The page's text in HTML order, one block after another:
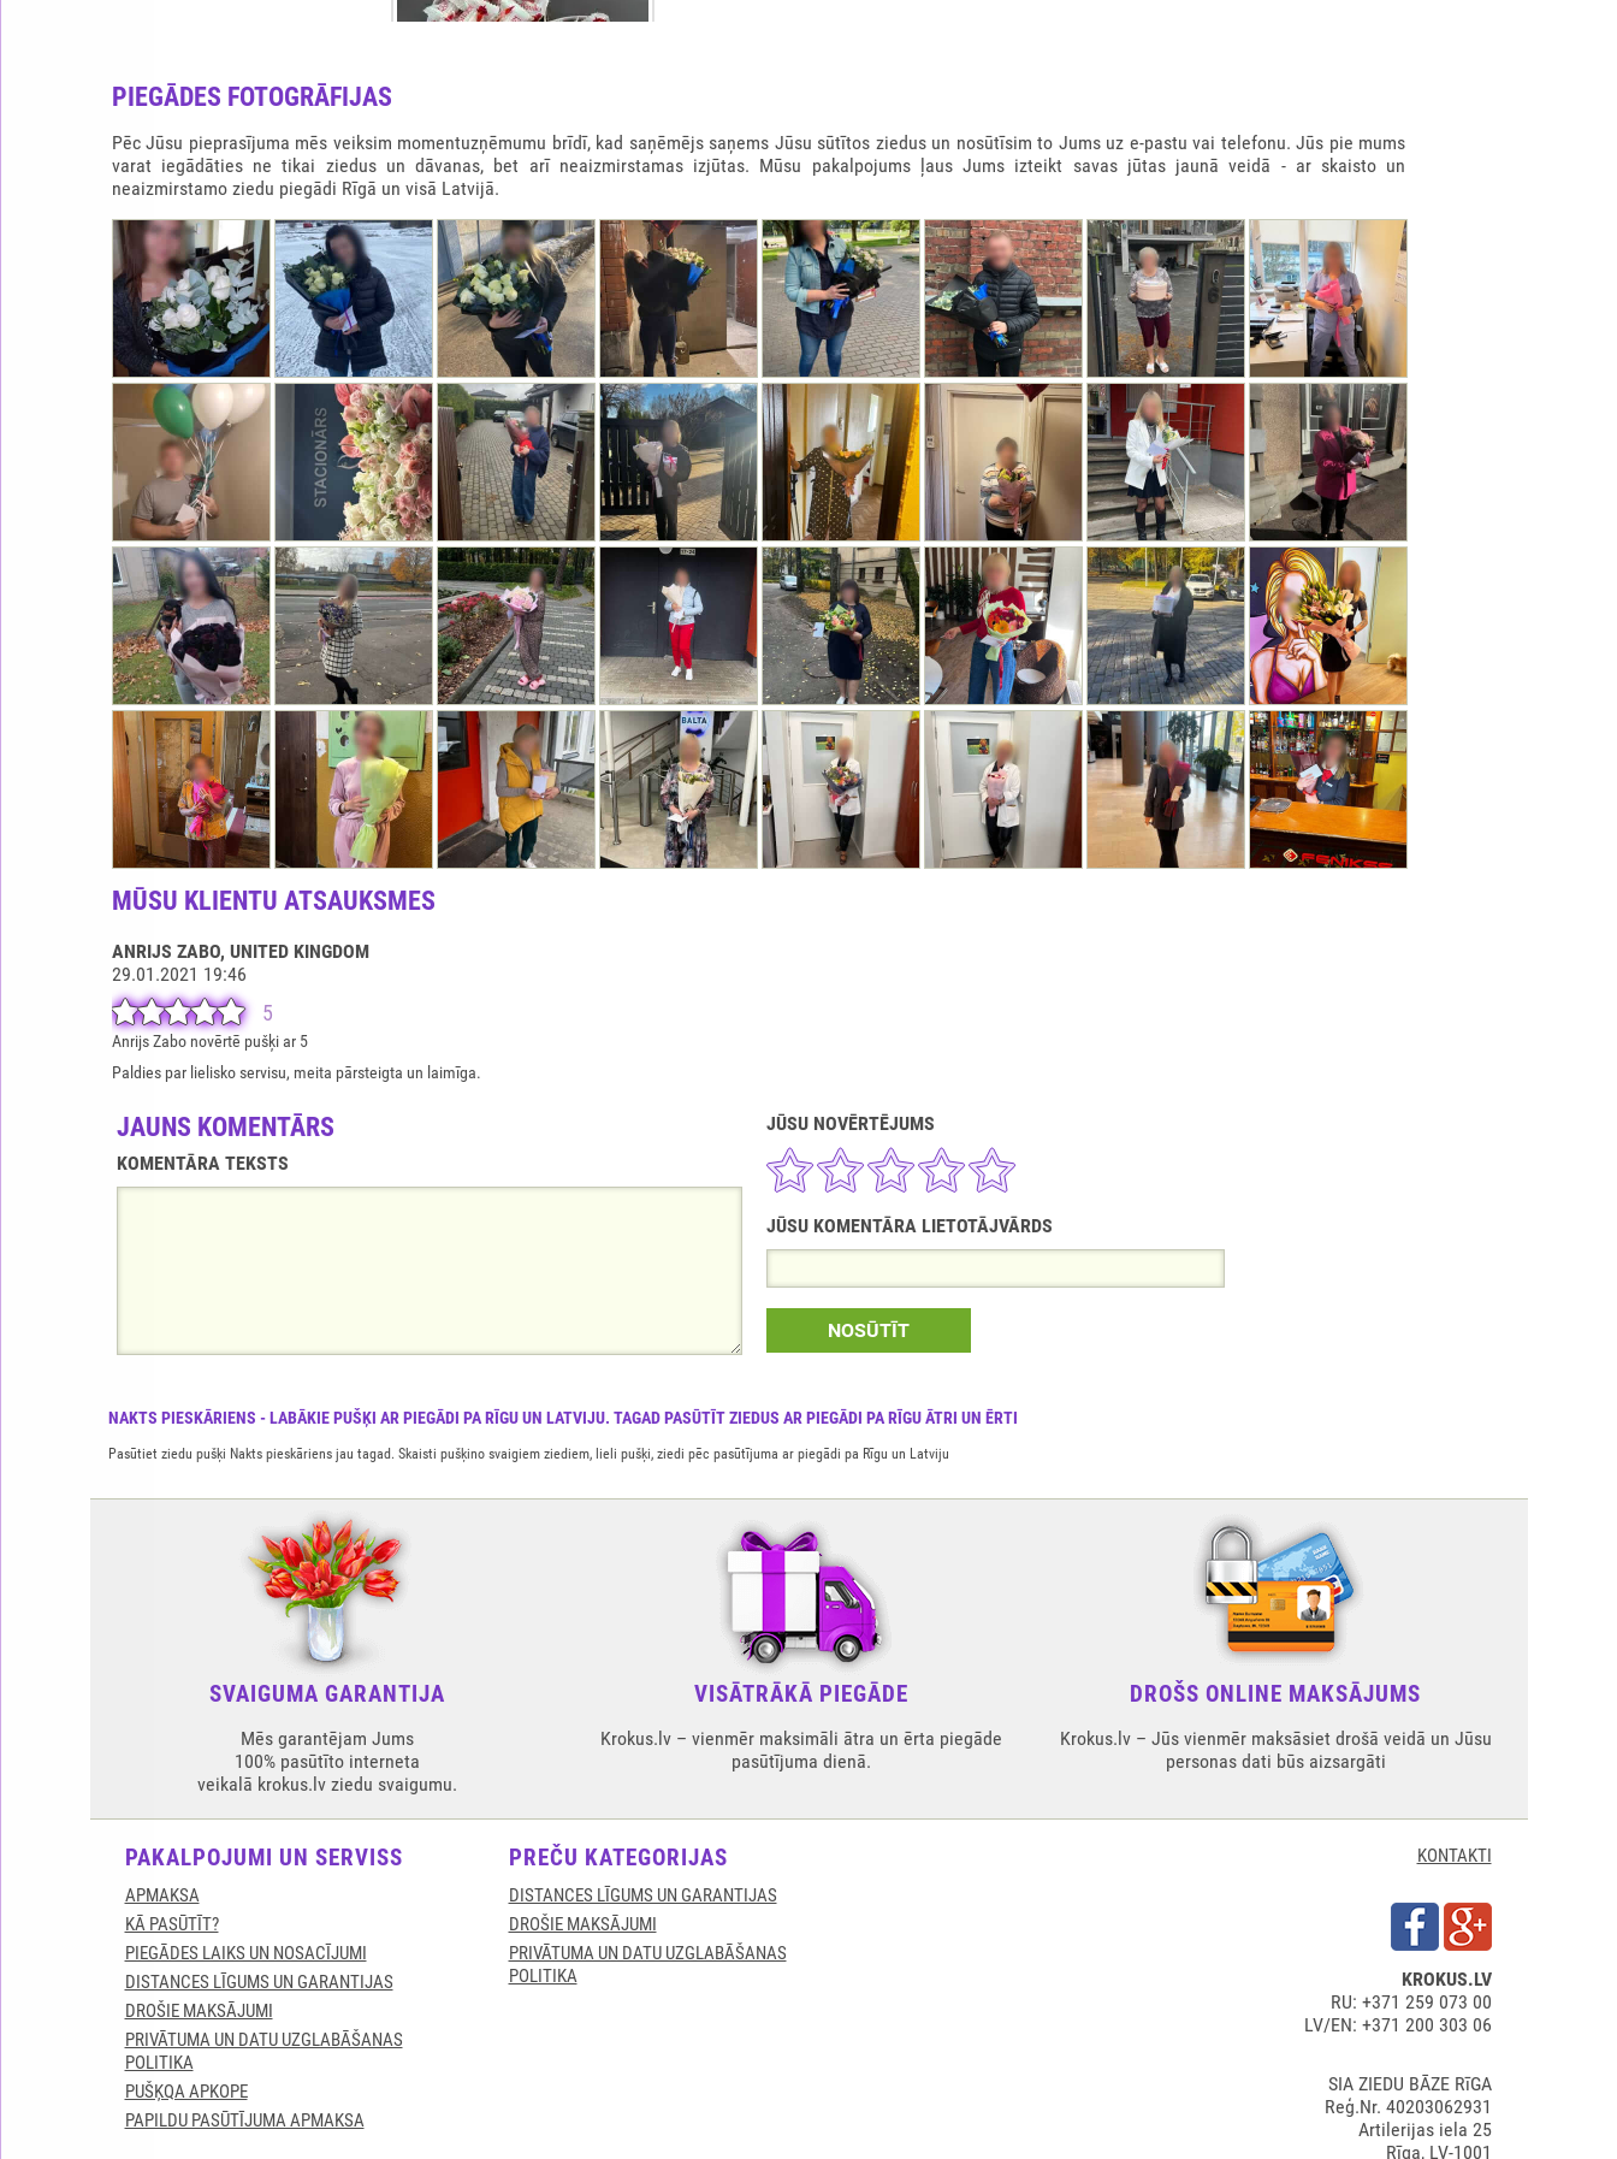
NAKTS PIESKĀRIENS - LABĀKIE PUŠĶI AR PIEGĀDI PA RĪGU UN LATVIJU. TAGAD PASŪTĪT ZIEDUS AR PIEGĀDI PA RĪGU ĀTRI UN ĒRTI
Pasūtiet ziedu pušķi Nakts pieskāriens jau tagad. Skaisti pušķino svaigiem ziediem, lieli pušķi, ziedi pēc pasūtījuma ar piegādi pa Rīgu un Latviju
RAFFAELLO SIRDS KASTE 900GR
65.00€
PIEGĀDES FOTOGRĀFIJAS
Pēc Jūsu pieprasījuma mēs veiksim momentuzņēmumu brīdī, kad saņēmējs saņems Jūsu sūtītos ziedus un nosūtīsim to Jums uz e-pastu vai telefonu. Jūs pie mums
varat iegādāties ne tikai ziedus un dāvanas, bet arī neaizmirstamas izjūtas. Mūsu pakalpojums ļaus Jums izteikt savas jūtas jaunā veidā - ar skaisto un
neaizmirstamo ziedu piegādi Rīgā un visā Latvijā.
MŪSU KLIENTU ATSAUKSMES
ANRIJS ZABO, UNITED KINGDOM
29.01.2021 19:46
5
Anrijs Zabo novērtē pušķi ar 5
Paldies par lielisko servisu, meita pārsteigta un laimīga.
JAUNS KOMENTĀRS
KOMENTĀRA TEKSTS
JŪSU NOVĒRTĒJUMS
JŪSU KOMENTĀRA LIETOTĀJVĀRDS
NOSŪTĪT
SVAIGUMA GARANTIJA
Mēs garantējam Jums
100% pasūtīto interneta
veikalā krokus.lv ziedu svaigumu.
VISĀTRĀKĀ PIEGĀDE
Krokus.lv – vienmēr maksimāli ātra un ērta piegāde
pasūtījuma dienā.
DROŠS ONLINE MAKSĀJUMS
Krokus.lv – Jūs vienmēr maksāsiet drošā veidā un Jūsu
personas dati būs aizsargāti
PAKALPOJUMI UN SERVISS
APMAKSA
KĀ PASŪTĪT?
PIEGĀDES LAIKS UN NOSACĪJUMI
DISTANCES LĪGUMS UN GARANTIJAS
DROŠIE MAKSĀJUMI
PRIVĀTUMA UN DATU UZGLABĀŠANAS
POLITIKA
PUŠĶQA APKOPE
PAPILDU PASŪTĪJUMA APMAKSA
PREČU KATEGORIJAS
DISTANCES LĪGUMS UN GARANTIJAS
DROŠIE MAKSĀJUMI
PRIVĀTUMA UN DATU UZGLABĀŠANAS
POLITIKA
KONTAKTI
KROKUS.LV
RU: +371 259 073 00
LV/EN: +371 200 303 06
SIA ZIEDU BĀZE RīGA
Reģ.Nr. 40203062931
Artilerijas iela 25
Rīga, LV-1001